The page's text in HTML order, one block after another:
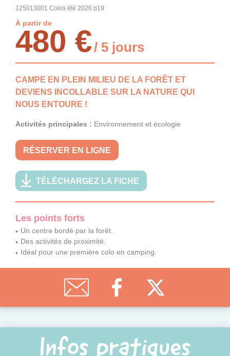
125013001 Colos été 2026 p19
À partir de
480 €/ 5 jours
CAMPE EN PLEIN MILIEU DE LA FORÊT ET
DEVIENS INCOLLABLE SUR LA NATURE QUI
NOUS ENTOURE !
Activités principales : Environnement et écologie
RÉSERVER EN LIGNE
TÉLÉCHARGEZ LA FICHE
Les points forts
Un centre bordé par la forêt.
Des activités de proximité.
Idéal pour une première colo en camping.
Infos pratiques